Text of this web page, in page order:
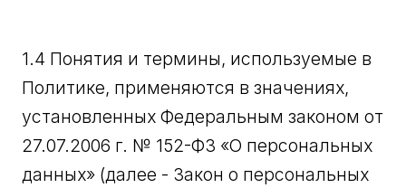
1.4 Понятия и термины, используемые в
Политике, применяются в значениях,
установленных Федеральным законом от
27.07.2006 г. № 152-ФЗ «О персональных
данных» (далее - Закон о персональных